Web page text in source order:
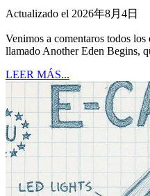
Actualizado el 2026年8月4日
Venimos a comentaros todos los
llamado Another Eden Begins,
LEER MÁS...